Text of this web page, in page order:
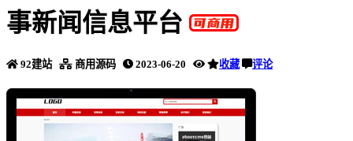
事新闻信息平台
92建站 商用源码 2023-06-20 收藏 评论